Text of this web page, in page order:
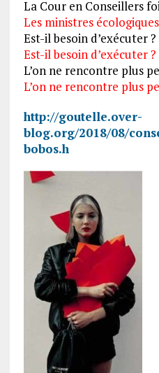
La Cour en Conseillers
Les ministres
Est-il besoin d’exécuter ?
Est-il besoin d’exécuter ?
L’on ne rencontre plus
L’on ne rencontre plus
http://goutelle.over-
blog.org/2018/08/
bobos.h